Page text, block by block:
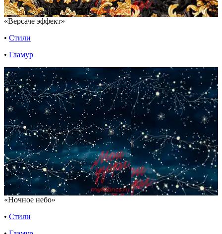
«Версаче эффект»
• Стили
• Гламур
«Ночное небо»
• Стили